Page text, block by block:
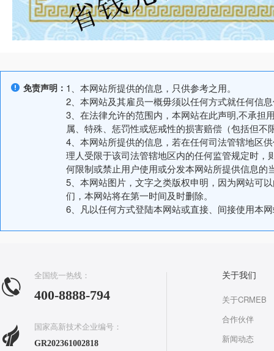
免责声明： 1、本网站所提供的信息，只供参考之用。
2、本网站及其雇员一概毋须以任何方式就任何信
3、在法律允许的范围内，本网站在此声明,不承担
属、特殊、惩罚性或惩戒性的损害赔偿（包括但
4、本网站所提供的信息，若在任何司法管辖地区
理人受限于该司法管辖地区内的任何监管规定时
何限制或禁止用户使用或分发本网站所提供信息的
5、本网站图片，文字之类版权申明，因为网站可
们，本网站将在第一时间及时删除。
6、凡以任何方式登陆本网站或直接、间接使用本
全国统一热线：
400-8888-794
国家高新技术企业编号：
GR202361002818
关于我们
关于CRMEB
合作伙伴
新闻动态